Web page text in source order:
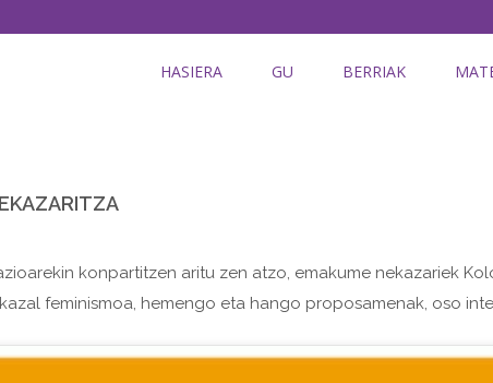
HASIERA GU BERRIAK
konpartitzen aritu zen atzo, emakume nekazariek
feminismoa, hemengo eta hango proposamenak, oso